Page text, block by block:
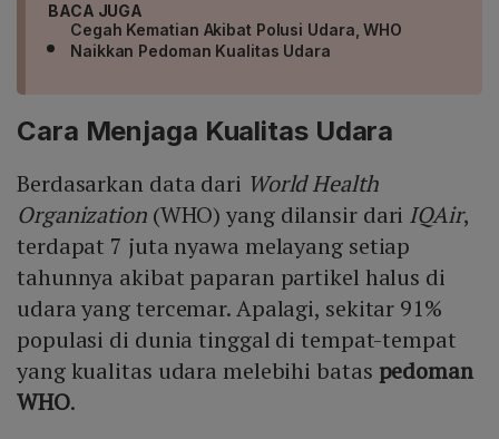
BACA JUGA
Cegah Kematian Akibat Polusi Udara, WHO
Naikkan Pedoman Kualitas Udara
Cara Menjaga Kualitas Udara
Berdasarkan data dari World Health
Organization(WHO) yang dilansir dari IQAir,
terdapat 7 juta nyawa melayang setiap
tahunnya akibat paparan partikel halus di
udara yang tercemar. Apalagi, sekitar 91%
populasi di dunia tinggal di tempat-tempat
yang kualitas udara melebihi batas pedoman
WHO.